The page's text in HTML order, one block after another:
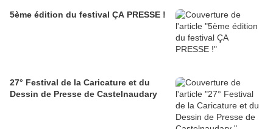
5ème édition du festival ÇA PRESSE !
27° Festival de la Caricature et du
Dessin de Presse de Castelnaudary